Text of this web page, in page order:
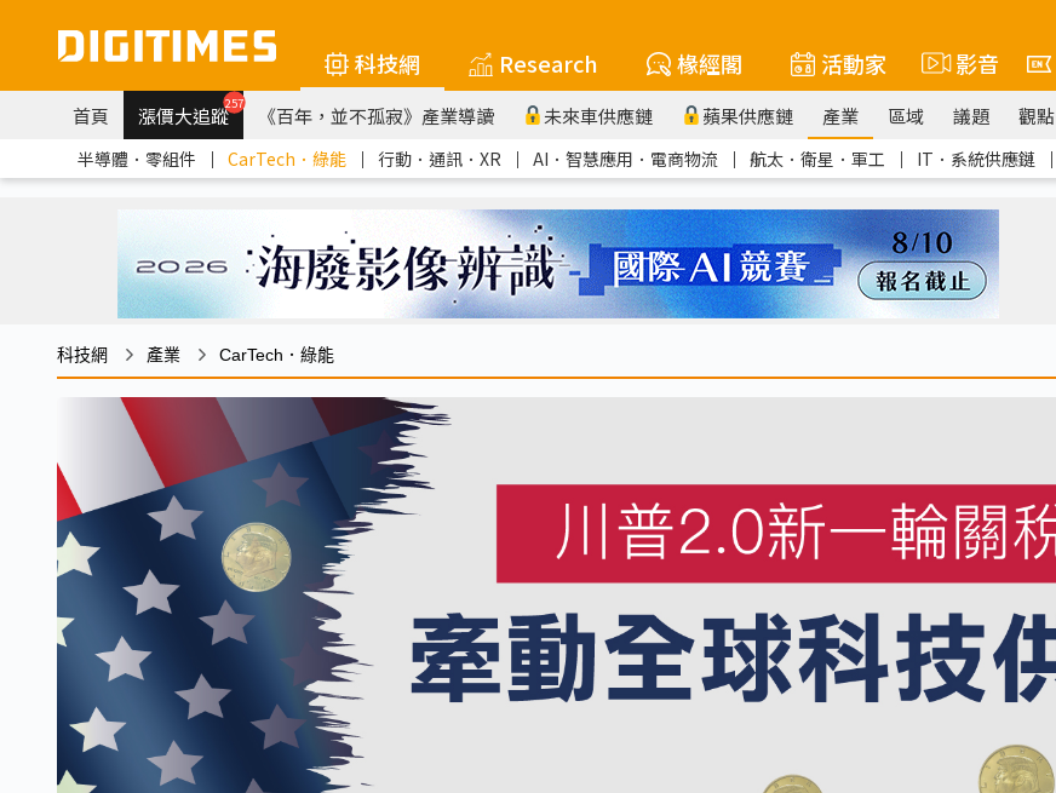
科技網 Research 椽經閣 活動家 影音
首頁 漲價大追蹤257 《百年，並不孤寂》產業導讀 未來車供應鏈 蘋果供應鏈 產業 區域 議題 觀點
半導體．零組件 ｜ CarTech．綠能 ｜ 行動．通訊．XR ｜ AI．智慧應用．電商物流 ｜ 航太．衛星．軍工 ｜ IT．系統供應鏈 ｜
科技網 產業 CarTech．綠能